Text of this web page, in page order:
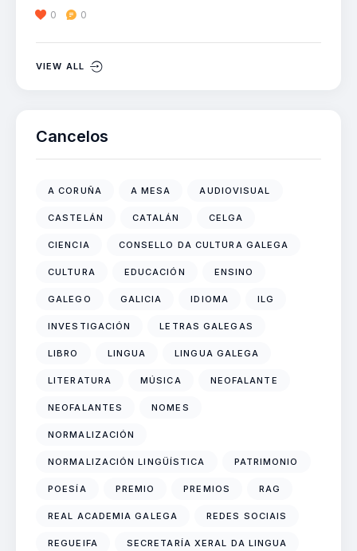
0 0
VIEW ALL
Cancelos
A CORUÑA A MESA AUDIOVISUAL
CASTELÁN CATALÁN CELGA
CIENCIA CONSELLO DA CULTURA GALEGA
CULTURA EDUCACIÓN ENSINO
GALEGO GALICIA IDIOMA ILG
INVESTIGACIÓN LETRAS GALEGAS
LIBRO LINGUA LINGUA GALEGA
LITERATURA MÚSICA NEOFALANTE
NEOFALANTES NOMES
NORMALIZACIÓN
NORMALIZACIÓN LINGÜÍSTICA PATRIMONIO
POESÍA PREMIO PREMIOS RAG
REAL ACADEMIA GALEGA REDES SOCIAIS
REGUEIFA SECRETARÍA XERAL DA LINGUA